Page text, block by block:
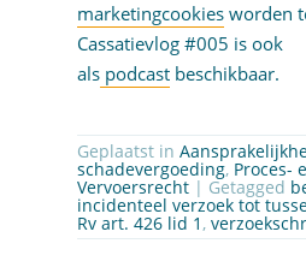
marketingcookiesworden
Cassatievlog #005 is ook
alspodcastbeschikbaar.
Geplaatst in
schadevergoeding, Proces-
Vervoersrecht | Getagged
incidenteel verzoek tot
Rv art. 426 lid 1 ,